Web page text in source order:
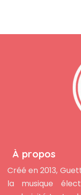
À propos
Créé en 2013,
la musique